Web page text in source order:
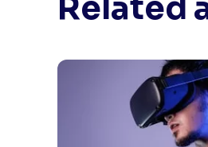
Related